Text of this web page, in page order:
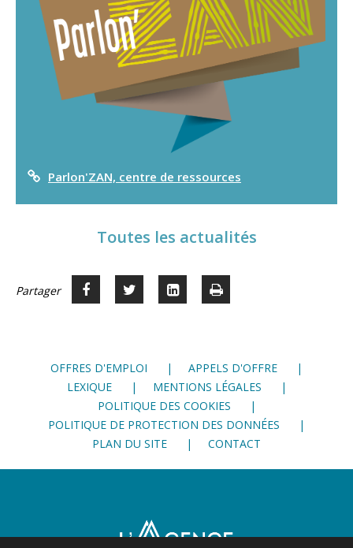
Parlon'ZAN, centre de ressources
Toutes les actualités
Partager Partager
Partager
Voir
Imprimer
OFFRES D'EMPLOI
APPELS D'OFFRE
LEXIQUE
MENTIONS LÉGALES
POLITIQUE DES COOKIES
POLITIQUE DE PROTECTION DES DONNÉES
PLAN DU SITE
CONTACT